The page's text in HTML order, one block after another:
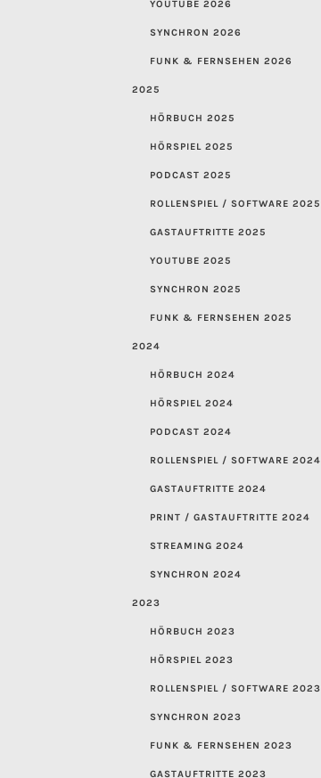
YOUTUBE 2026
SYNCHRON 2026
FUNK & FERNSEHEN 2026
2025
HÖRBUCH 2025
HÖRSPIEL 2025
PODCAST 2025
ROLLENSPIEL / SOFTWARE 2025
GASTAUFTRITTE 2025
YOUTUBE 2025
SYNCHRON 2025
FUNK & FERNSEHEN 2025
2024
HÖRBUCH 2024
HÖRSPIEL 2024
PODCAST 2024
ROLLENSPIEL / SOFTWARE 2024
GASTAUFTRITTE 2024
PRINT / GASTAUFTRITTE 2024
STREAMING 2024
SYNCHRON 2024
2023
HÖRBUCH 2023
HÖRSPIEL 2023
ROLLENSPIEL / SOFTWARE 2023
SYNCHRON 2023
FUNK & FERNSEHEN 2023
GASTAUFTRITTE 2023